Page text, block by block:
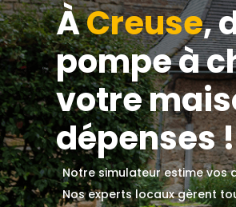
ÀCreuse,
pompe à
votre
dépenses !
Notre simulateur estime vos
Nos experts locaux gèrent